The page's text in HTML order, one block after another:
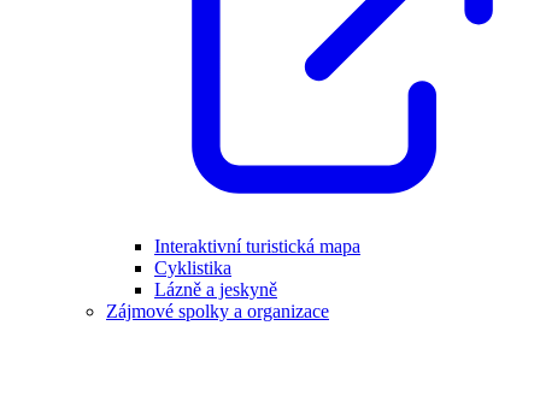
Interaktivní turistická mapa
Cyklistika
Lázně a jeskyně
Zájmové spolky a organizace